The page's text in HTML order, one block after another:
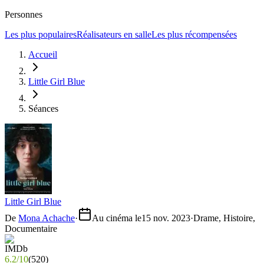
Personnes
Les plus populairesRéalisateurs en salleLes plus récompensées
Accueil
Little Girl Blue
Séances
Little Girl Blue
De Mona Achache· Au cinéma le15 nov. 2023·Drame, Histoire,
Documentaire
6.2/10(520)